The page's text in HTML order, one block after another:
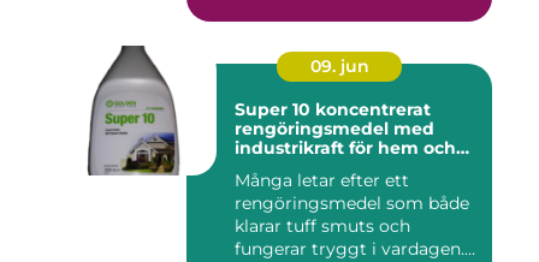
09. jun
Super 10 koncentrerat
rengöringsmedel med
industrikraft för hem och
Många letar efter ett
rengöringsmedel som både
klarar tuff smuts och
fungerar tryggt i vardagen.